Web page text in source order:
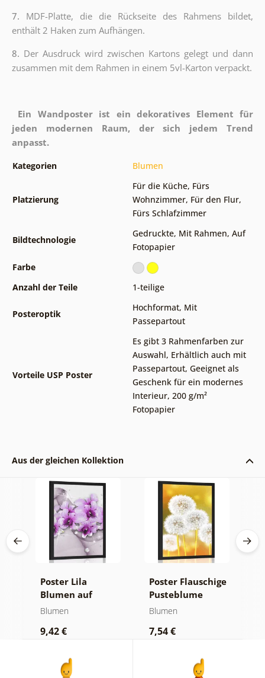
7. MDF-Platte, die die Rückseite des Rahmens bildet,
enthält 2 Haken zum Aufhängen.
8. Der Ausdruck wird zwischen Kartons gelegt und dann
zusammen mit dem Rahmen in einem 5vl-Karton verpackt.
Ein Wandposter ist ein dekoratives Element für
jeden modernen Raum, der sich jedem Trend
anpasst.
Kategorien Blumen
Platzierung
Für die Küche, Fürs
Wohnzimmer, Für den Flur,
Fürs Schlafzimmer
Bildtechnologie
Gedruckte, Mit Rahmen, Auf
Fotopapier
Farbe
Anzahl der Teile
1-teilige
Posteroptik
Hochformat, Mit
Passepartout
Vorteile USP Poster
Es gibt 3 Rahmenfarben zur
Auswahl, Erhältlich auch mit
Passepartout, Geeignet als
Geschenk für ein modernes
Interieur, 200 g/m²
Fotopapier
Aus der gleichen Kollektion
Poster Lila
Blumen auf
abstraktem
Blumen
9,42 €
Poster Flauschige
Pusteblume
Blumen
7,54 €